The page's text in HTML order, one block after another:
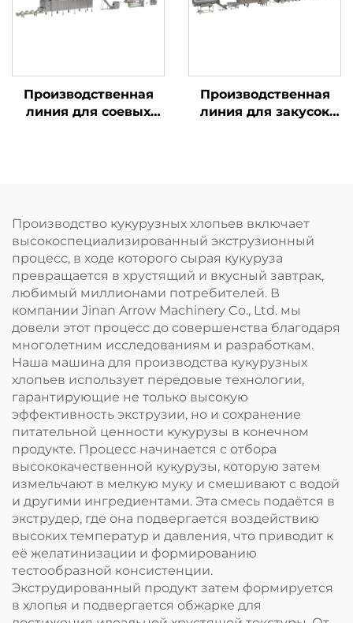
Производственная
линия для соевых
Производственная
линия для закусок
Производство кукурузных хлопьев включает
высокоспециализированный экструзионный
процесс, в ходе которого сырая кукуруза
превращается в хрустящий и вкусный завтрак,
любимый миллионами потребителей. В
компании Jinan Arrow Machinery Co., Ltd. мы
довели этот процесс до совершенства благодаря
многолетним исследованиям и разработкам.
Наша машина для производства кукурузных
хлопьев использует передовые технологии,
гарантирующие не только высокую
эффективность экструзии, но и сохранение
питательной ценности кукурузы в конечном
продукте. Процесс начинается с отбора
высококачественной кукурузы, которую затем
измельчают в мелкую муку и смешивают с водой
и другими ингредиентами. Эта смесь подаётся в
экструдер, где она подвергается воздействию
высоких температур и давления, что приводит к
её желатинизации и формированию
тестообразной консистенции.
Экструдированный продукт затем формируется
в хлопья и подвергается обжарке для